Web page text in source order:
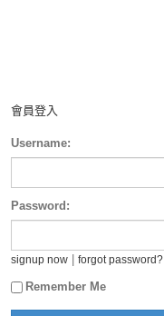
會員登入
Username:
Password:
signup now forgot password?
Remember Me